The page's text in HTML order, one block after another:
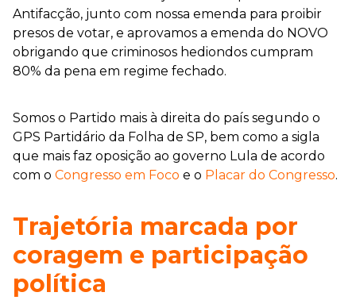
Antifacção, junto com nossa emenda para proibir
presos de votar, e aprovamos a emenda do NOVO
obrigando que criminosos hediondos cumpram
80% da pena em regime fechado.
Somos o Partido mais à direita do país segundo o
GPS Partidário da Folha de SP, bem como a sigla
que mais faz oposição ao governo Lula de acordo
com o Congresso em Foco e o Placar do Congresso.
Trajetória marcada por
coragem e participação
política